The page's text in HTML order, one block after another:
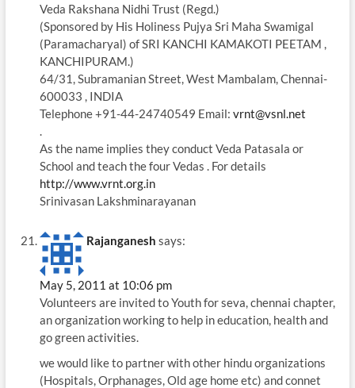
Veda Rakshana Nidhi Trust (Regd.)
(Sponsored by His Holiness Pujya Sri Maha Swamigal
(Paramacharyal) of SRI KANCHI KAMAKOTI PEETAM ,
KANCHIPURAM.)
64/31, Subramanian Street, West Mambalam, Chennai-
600033 , INDIA
Telephone +91-44-24740549 Email: vrnt@vsnl.net
.
As the name implies they conduct Veda Patasala or
School and teach the four Vedas . For details
http://www.vrnt.org.in
Srinivasan Lakshminarayanan
Rajanganesh says:
May 5, 2011 at 10:06 pm
Volunteers are invited to Youth for seva, chennai chapter,
an organization working to help in education, health and
go green activities.
we would like to partner with other hindu organizations
(Hospitals, Orphanages, Old age home etc) and connet